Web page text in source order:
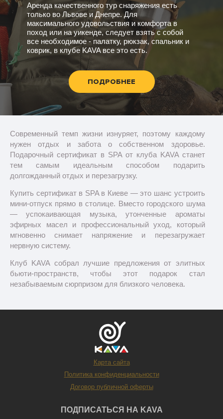
Аренда качественного тур снаряжения есть
только во Львове и Днепре. Для
максимального удовольствия и комфорта в
поход или на уикенде, следует взять с собой
все необходимое - палатку, рюкзак, спальник и
коврик, в клубе KAVA все это есть.
ПОДРОБНЕЕ
Современный темп жизни изнуряет, поэтому каждому
нужен отдых и забота о собственном здоровье.
Подарочный сертификат в SPA от клуба KAVA станет
тем самым идеальным способом подарить
долгожданный отдых и перезагрузку.
Купить сертификат в SPA в Киеве — это шанс устроить
мини-отпуск прямо в столице. Вместо городского шума
— успокаивающая музыка, утонченные ароматы
эфирных масел и профессиональный уход, который
мгновенно снимает напряжение и перезагружает
нервную систему.
Клуб KAVA собрал лучшие предложения от элитных
бьюти-пространств, чтобы этот подарок стал
незабываемым сюрпризом для близкого человека.
Карта сайта
Политика конфиденциальности
Договор публичной оферты
ПОДПИСАТЬСЯ НА KAVA